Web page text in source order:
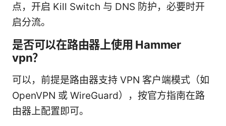
点，开启 Kill Switch 与 DNS 防护，必要时开
启分流。
是否可以在路由器上使用 Hammer
vpn？
可以，前提是路由器支持 VPN 客户端模式（如
OpenVPN 或 WireGuard），按官方指南在路
由器上配置即可。